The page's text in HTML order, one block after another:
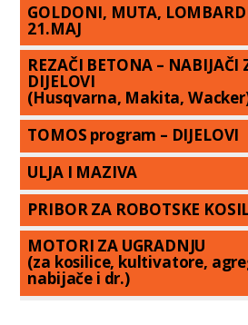
GOLDONI, MUTA,
21.MAJ
REZAČI BETONA – NABIJAČI
DIJELOVI
(Husqvarna, Makita,
TOMOS program – DIJELOVI
ULJA I MAZIVA
PRIBOR ZA ROBOTSKE
MOTORI ZA UGRADNJU
(za kosilice, kultivatore,
nabijače i dr.)